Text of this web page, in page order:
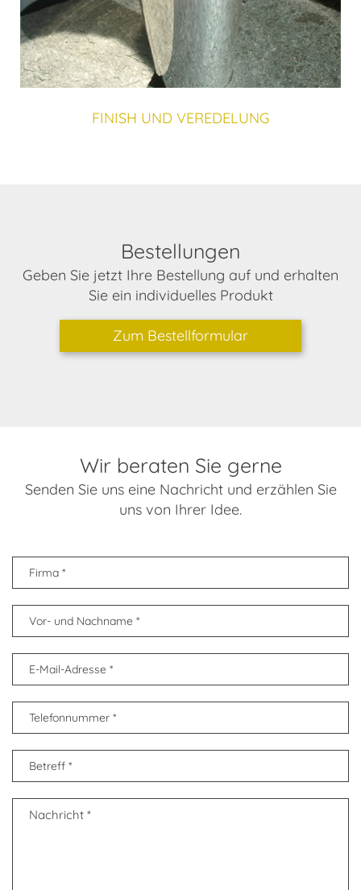
FINISH UND VEREDELUNG
Bestellungen
Geben Sie jetzt Ihre Bestellung auf und erhalten
Sie ein individuelles Produkt
Zum Bestellformular
Wir beraten Sie gerne
Senden Sie uns eine Nachricht und erzählen Sie
uns von Ihrer Idee.